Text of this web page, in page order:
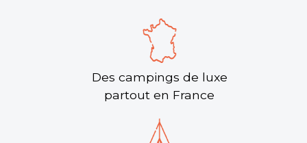
Camping Le Ranc Davaine
Le prestigieux camping 5 étoiles Le Ranc Davaine,
idéalement situé au bord de la rivière de Chassezac,
Saint-Alban-Auriolles, Ardèche , Auvergne-Rhône-Alpes
★ 4.4/5 (223 avis)
Aucune information tarifaire disponible
Des campings de luxe
partout en France